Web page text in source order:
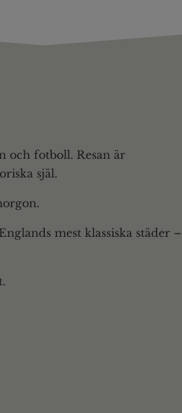
och fotboll. Resan är
själ.
mest klassiska städer –